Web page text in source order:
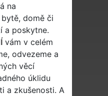
na
domě či
a poskytne.
vám v celém
odvezeme a
věcí
úklidu
a zkušenosti. A